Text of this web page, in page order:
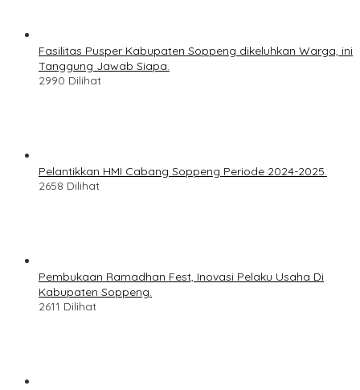
Fasilitas Pusper Kabupaten Soppeng dikeluhkan Warga, ini
Tanggung Jawab Siapa.
2990 Dilihat
Pelantikkan HMI Cabang Soppeng Periode 2024-2025.
2658 Dilihat
Pembukaan Ramadhan Fest, Inovasi Pelaku Usaha Di
Kabupaten Soppeng.
2611 Dilihat